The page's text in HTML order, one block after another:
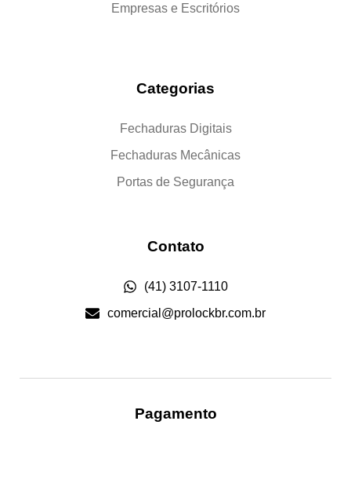
Empresas e Escritórios
Categorias
Fechaduras Digitais
Fechaduras Mecânicas
Portas de Segurança
Contato
(41) 3107-1110
comercial@prolockbr.com.br
Pagamento